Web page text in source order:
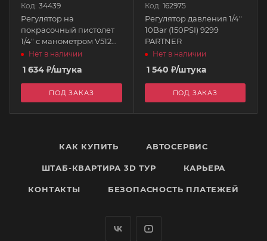
Код: 34439
Регулятор на
покрасочный пистолет
1/4" с манометром V512
THBНет в наличии
1 634 ₽/штука
ПОД ЗАКАЗ
Код: 162975
Регулятор давления 1/4"
10Bar (150PSI) 9299
PARTNER
Нет в наличии
1 540 ₽/штука
ПОД ЗАКАЗ
КАК КУПИТЬ АВТОСЕРВИС
ШТАБ-КВАРТИРА 3D ТУР КАРЬЕРА
КОНТАКТЫ БЕЗОПАСНОСТЬ ПЛАТЕЖЕЙ